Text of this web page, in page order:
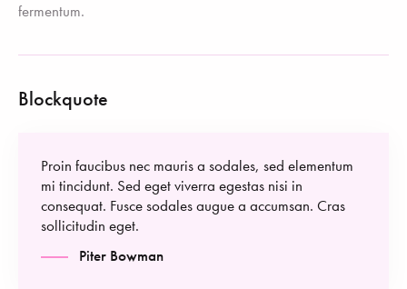
fermentum.
Blockquote
Proin faucibus nec mauris a sodales, sed elementum
mi tincidunt. Sed eget viverra egestas nisi in
consequat. Fusce sodales augue a accumsan. Cras
sollicitudin eget.
Piter Bowman